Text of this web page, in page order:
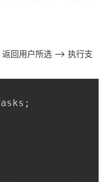
回用户所选 --> 执行支
;